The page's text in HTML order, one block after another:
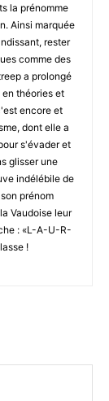
la prénomme
Ainsi marquée
rester
comme des
a prolongé
théories et
encore et
dont elle a
s'évader et
glisser une
indélébile de
prénom
Vaudoise leur
: «L-A-U-R-
!